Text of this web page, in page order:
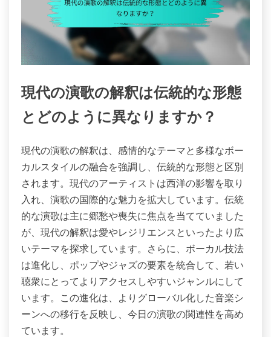
現代の演歌の解釈は伝統的な形態
とどのように異なりますか？
現代の演歌の解釈は、感情的なテーマと多様なボー
カルスタイルの融合を強調し、伝統的な形態と区別
されます。現代のアーティストは西洋の影響を取り
入れ、演歌の国際的な魅力を拡大しています。伝統
的な演歌は主に郷愁や喪失に焦点を当てていました
が、現代の解釈は愛やレジリエンスといったより広
いテーマを探求しています。さらに、ボーカル技法
は進化し、ポップやジャズの要素を統合して、若い
聴衆にとってよりアクセスしやすいジャンルにして
います。この進化は、よりグローバル化した音楽シ
ーンへの移行を反映し、今日の演歌の関連性を高め
ています。